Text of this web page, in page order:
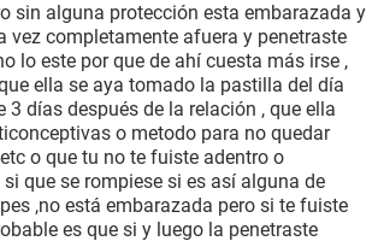
sin alguna protección esta embarazada y
vez completamente afuera y penetraste
lo este por que de ahí cuesta más irse ,
ella se aya tomado la pastilla del día
3 días después de la relación , que ella
o metodo para no quedar
o que tu no te fuiste adentro o
que se rompiese si es así alguna de
,no está embarazada pero si te fuiste
es que si y luego la penetraste